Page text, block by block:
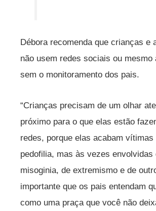
Débora recomenda que crianças e
não usem redes sociais ou mesmo
sem o monitoramento dos pais.
“Crianças precisam de um olhar
próximo para o que elas estão
redes, porque elas acabam vítimas
pedofilia, mas às vezes envolvidas
misoginia, de extremismo e de
importante que os pais entendam
como uma praça que você não